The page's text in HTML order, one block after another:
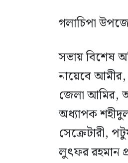
গলাচিপা
সভায় বিশেষ
নায়েবে
জেলা আমির,
অধ্যাপক
সেক্রেটারী,
লুৎফর রহমান